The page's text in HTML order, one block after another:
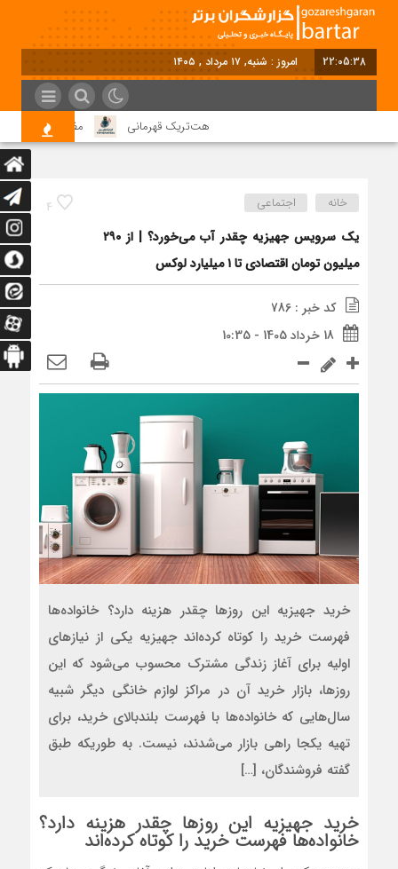
22:05:39 امروز : شنبه, ۱۷ مرداد , ۱۴۰۵
هت‌تریک قهرمانی مظلومیت اصفهان
4 خانه اجتماعی
یک سرویس جهیزیه چقدر آب می‌خورد؟ | از ۲۹۰
میلیون تومان اقتصادی تا ۱ میلیارد لوکس
کد خبر : 786
18 خرداد 1405 - 10:35
خرید جهیزیه این روزها چقدر هزینه دارد؟ خانواده‌ها
فهرست خرید را کوتاه کرده‌اند جهیزیه یکی از نیازهای
اولیه برای آغاز زندگی مشترک محسوب می‌شود که این
روزها، بازار خرید آن در مراکز لوازم خانگی دیگر شبیه
سال‌هایی که خانواده‌ها با فهرست بلندبالای خرید، برای
تهیه یکجا راهی بازار می‌شدند، نیست. به طوریکه طبق
گفته فروشندگان، […]
خرید جهیزیه این روزها چقدر هزینه دارد؟
خانواده‌ها فهرست خرید را کوتاه کرده‌اند